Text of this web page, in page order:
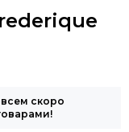
скоро